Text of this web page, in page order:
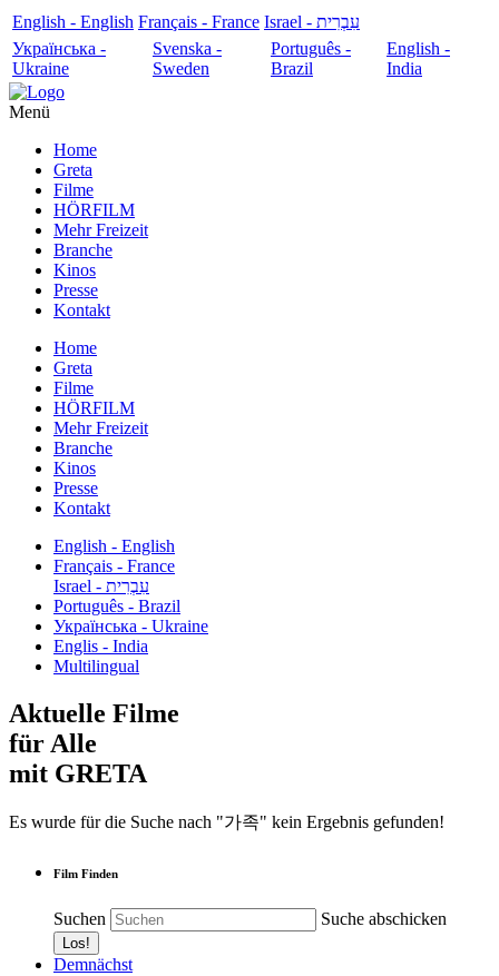
English - English Français - France
עִבְרִית - Israel
Українська -
Ukraine
Svenska -
Sweden
Português -
Brazil
English -
India
Menü
Home
Greta
Filme
HÖRFILM
Mehr Freizeit
Branche
Kinos
Presse
Kontakt
Home
Greta
Filme
HÖRFILM
Mehr Freizeit
Branche
Kinos
Presse
Kontakt
English - English
Français - France
עִבְרִית - Israel
Português - Brazil
Українська - Ukraine
Englis - India
Multilingual
Aktuelle Filme
für Alle
mit GRETA
Es wurde für die Suche nach "가족" kein Ergebnis gefunden!
Film Finden
Suchen Suche abschicken
Demnächst